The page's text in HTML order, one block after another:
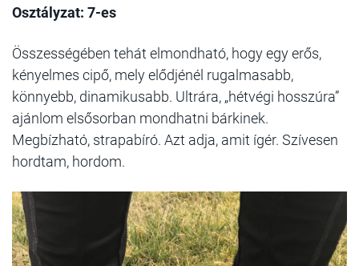
Osztályzat: 7-es
Összességében tehát elmondható, hogy egy erős,
kényelmes cipő, mely elődjénél rugalmasabb,
könnyebb, dinamikusabb. Ultrára, „hétvégi hosszúra”
ajánlom elsősorban mondhatni bárkinek.
Megbízható, strapabíró. Azt adja, amit ígér. Szívesen
hordtam, hordom.